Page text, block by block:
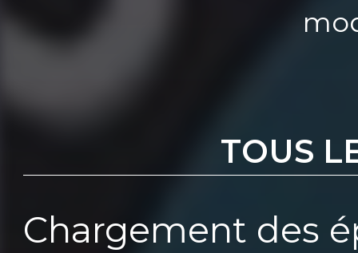
TOUS
Chargement des